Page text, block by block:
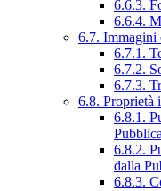
6.6.3.
6.6.4.
6.7. Immagini
6.7.1.
6.7.2.
6.7.3.
6.8. Proprietà
6.8.1.
6.8.2.
dalla
6.8.3.